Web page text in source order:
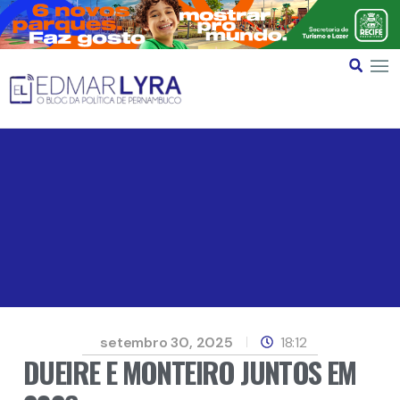
setembro 30, 2025 18:12
DUEIRE E MONTEIRO JUNTOS EM